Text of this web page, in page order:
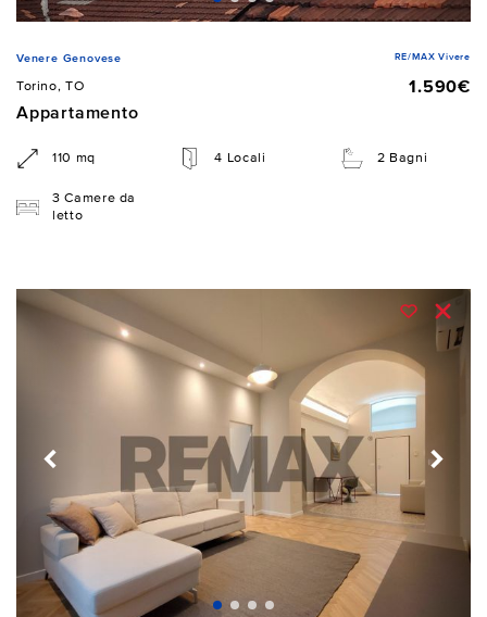
Venere Genovese RE/MAX Vivere
Torino, TO
1.590€
Appartamento
110 mq 4 Locali 2 Bagni
3 Camere da
letto